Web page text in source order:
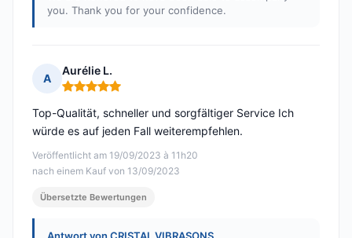
you. Thank you for your confidence.
A
Aurélie L.
Hinweis: 5 von 5
Veröffentlicht am 19/09/2023 à 11h20
nach einem Kauf von 13/09/2023
Top-Qualität, schneller und sorgfältiger Service Ich
würde es auf jeden Fall weiterempfehlen.
Übersetzte Bewertungen